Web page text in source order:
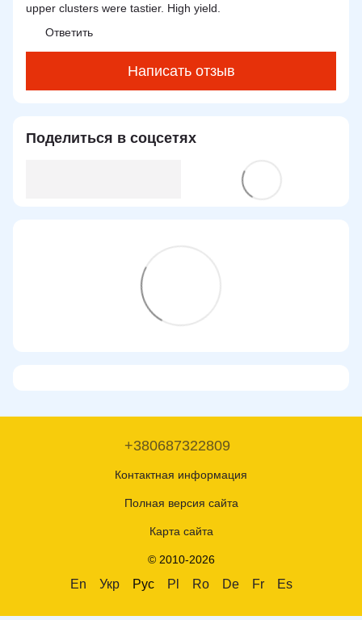
upper clusters were tastier. High yield.
Ответить
Написать отзыв
Поделиться в соцсетях
+380687322809
Контактная информация
Полная версия сайта
Карта сайта
© 2010-2026
En Укр Рус Pl Ro De Fr Es